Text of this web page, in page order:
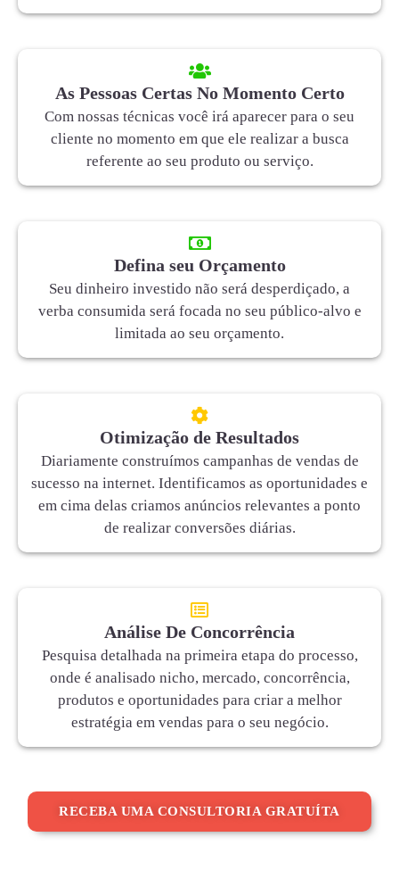
As Pessoas Certas No Momento Certo
Com nossas técnicas você irá aparecer para o seu
cliente no momento em que ele realizar a busca
referente ao seu produto ou serviço.
Defina seu Orçamento
Seu dinheiro investido não será desperdiçado, a
verba consumida será focada no seu público-alvo e
limitada ao seu orçamento.
Otimização de Resultados
Diariamente construímos campanhas de vendas de
sucesso na internet. Identificamos as oportunidades e
em cima delas criamos anúncios relevantes a ponto
de realizar conversões diárias.
Análise De Concorrência
Pesquisa detalhada na primeira etapa do processo,
onde é analisado nicho, mercado, concorrência,
produtos e oportunidades para criar a melhor
estratégia em vendas para o seu negócio.
RECEBA UMA CONSULTORIA GRATUÍTA